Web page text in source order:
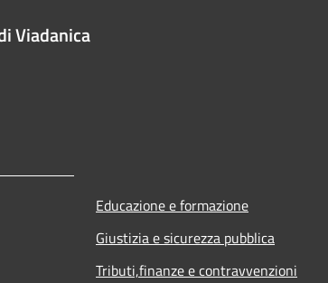
Viadanica
Educazione e formazione
Giustizia e sicurezza pubblica
Tributi,finanze e contravvenzioni